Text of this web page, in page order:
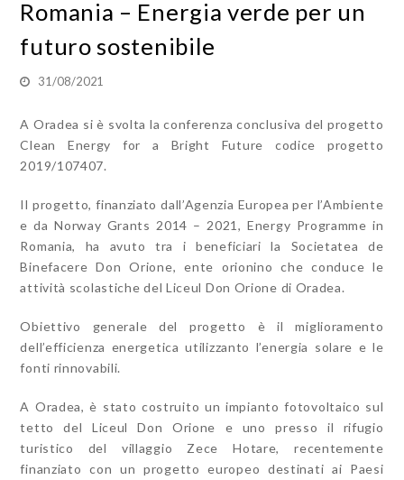
Romania – Energia verde per un
futuro sostenibile
31/08/2021
A Oradea si è svolta la conferenza conclusiva del progetto
Clean Energy for a Bright Future codice progetto
2019/107407.
Il progetto, finanziato dall’Agenzia Europea per l’Ambiente
e da Norway Grants 2014 – 2021, Energy Programme in
Romania, ha avuto tra i beneficiari la Societatea de
Binefacere Don Orione, ente orionino che conduce le
attività scolastiche del Liceul Don Orione di Oradea.
Obiettivo generale del progetto è il miglioramento
dell’efficienza energetica utilizzanto l’energia solare e le
fonti rinnovabili.
A Oradea, è stato costruito un impianto fotovoltaico sul
tetto del Liceul Don Orione e uno presso il rifugio
turistico del villaggio Zece Hotare, recentemente
finanziato con un progetto europeo destinati ai Paesi